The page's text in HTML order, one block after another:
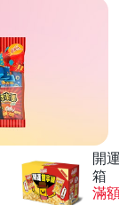
開
箱
滿